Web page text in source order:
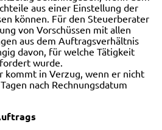
aus einer Einstellung der
können. Für den Steuerberater
von Vorschüssen mit allen
aus dem Auftragsverhältnis
davon, für welche Tätigkeit
wurde.
kommt in Verzug, wenn er nicht
nach Rechnungsdatum